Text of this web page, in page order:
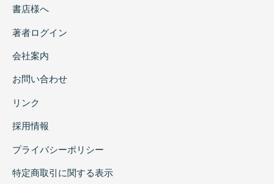
書店様へ
著者ログイン
会社案内
お問い合わせ
リンク
採用情報
プライバシーポリシー
特定商取引に関する表示